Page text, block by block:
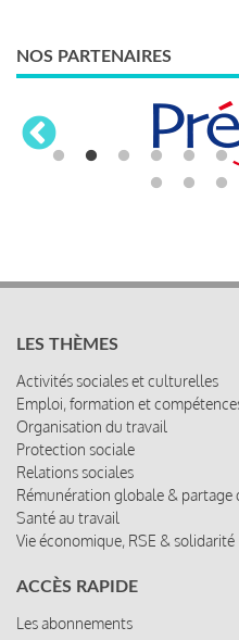
NOS PARTENAIRES
LES THÈMES
Activités sociales et culturelles
Emploi, formation et
Organisation du travail
Protection sociale
Relations sociales
Rémunération globale & partage
Santé au travail
Vie économique, RSE & solidarité
ACCÈS RAPIDE
Les abonnements